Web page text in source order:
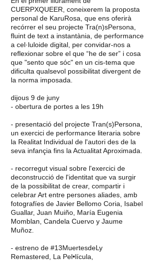
CUERPXQUEER, coneixerem la proposta
personal de KaruRosa, que ens oferirà
recórrer el seu projecte Tra(n)sPersona,
fluint de text a instantània, de performance
a cel·luloide digital, per convidar-nos a
reflexionar sobre el que “he de ser” i cosa
que "sento que sóc" en un cis-tema que
dificulta qualsevol possibilitat divergent de
la norma imposada.
dijous 9 de juny
- obertura de portes a les 19h
- presentació del projecte Tran(s)Persona,
un exercici de performance literaria sobre
la Realitat Individual de l'autori des de la
seva infançia fins la Actualitat Aproximada.
- recorregut visual sobre l'exercici de
deconstrucció de l'identitat que va surgir
de la possibilitat de crear, compartir i
celebrar Art entre persones aliades, amb
fotografíes de Javier Bellomo Coria, Isabel
Guallar, Juan Muiño, María Eugenia
Momblan, Candela Cuervo y Jaume
Muñoz.
- estreno de #13MuertesdeLy
Remastered, La Pel•lícula,